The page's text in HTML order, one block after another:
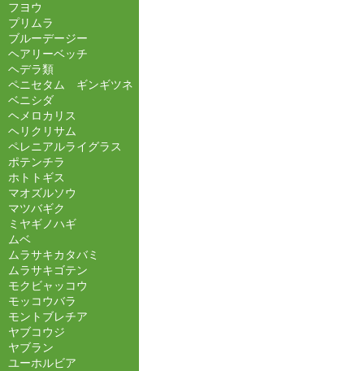
フヨウ
プリムラ
ブルーデージー
ヘアリーベッチ
ヘデラ類
ペニセタム ギンギツネ
ベニシダ
ヘメロカリス
ヘリクリサム
ペレニアルライグラス
ポテンチラ
ホトトギス
マオズルソウ
マツバギク
ミヤギノハギ
ムベ
ムラサキカタバミ
ムラサキゴテン
モクビャッコウ
モッコウバラ
モントブレチア
ヤブコウジ
ヤブラン
ユーホルビア